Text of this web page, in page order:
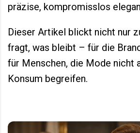
präzise, kompromisslos
Dieser Artikel blickt nicht nur
fragt, was bleibt – für die
für Menschen, die Mode nicht
Konsum begreifen.